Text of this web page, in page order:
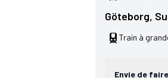
Göteborg,
Train à
Envie de